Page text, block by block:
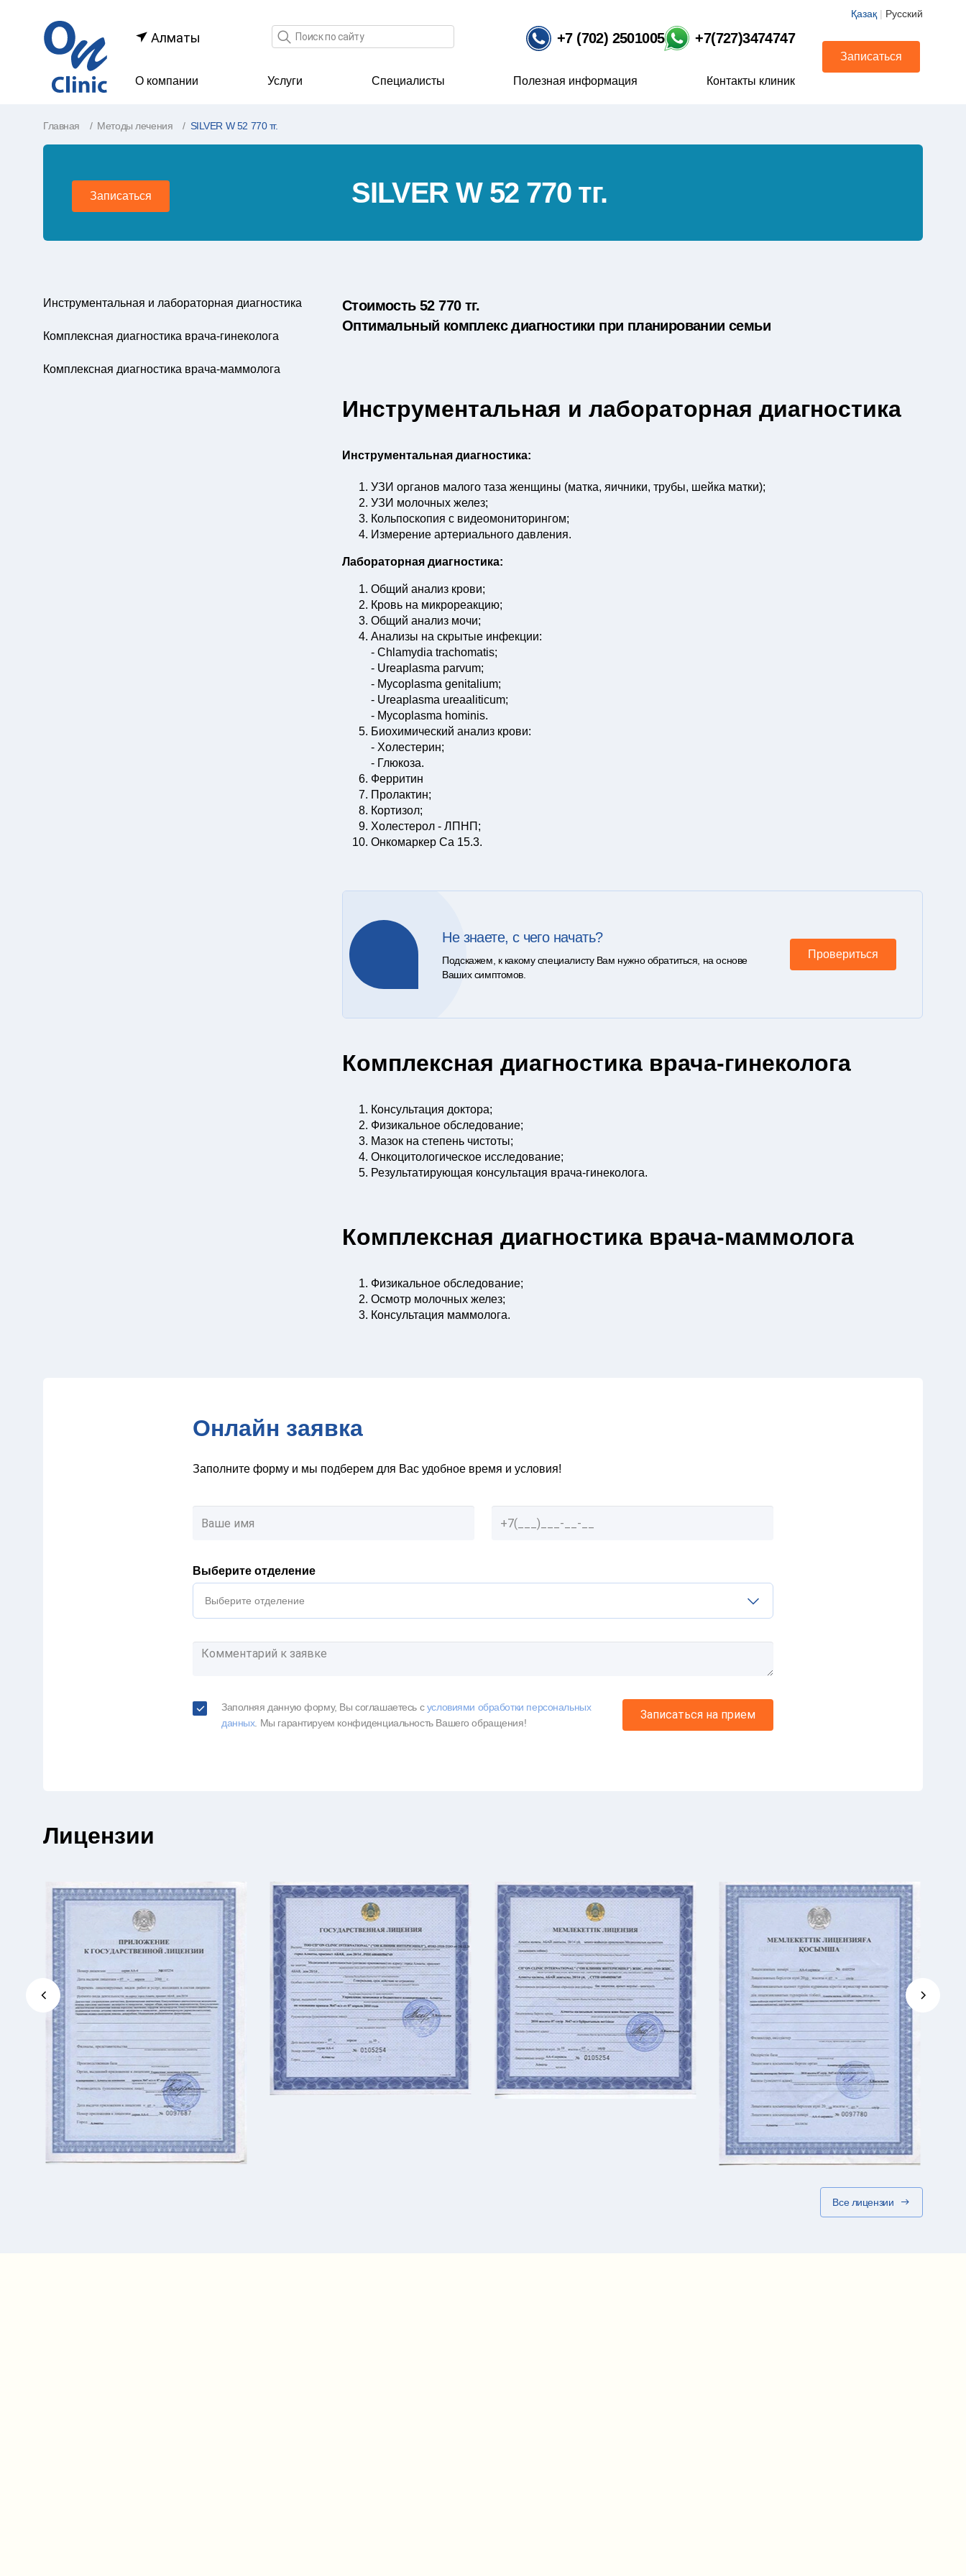
Қазақ | Русский
Алматы Поле поиска +7 (702) 2501005 +7(727)3474747
О компании Услуги Специалисты Полезная информация Контакты клиник
Записаться
Главная Методы лечения SILVER W 52 770 тг.
Записаться SILVER W 52 770 тг.
Инструментальная и лабораторная диагностика
Комплексная диагностика врача-гинеколога
Комплексная диагностика врача-маммолога
Стоимость 52 770 тг.
Оптимальный комплекс диагностики при планировании семьи
Инструментальная и лабораторная диагностика
Инструментальная диагностика:
УЗИ органов малого таза женщины (матка, яичники, трубы, шейка матки);
УЗИ молочных желез;
Кольпоскопия с видеомониторингом;
Измерение артериального давления.
Лабораторная диагностика:
Общий анализ крови;
Кровь на микрореакцию;
Общий анализ мочи;
Анализы на скрытые инфекции:
- Chlamydia trachomatis;
- Ureaplasma parvum;
- Mycoplasma genitalium;
- Ureaplasma ureaaliticum;
- Mycoplasma hominis.
Биохимический анализ крови:
- Холестерин;
- Глюкоза.
Ферритин
Пролактин;
Кортизол;
Холестерол - ЛПНП;
Онкомаркер Са 15.3.
Не знаете, с чего начать?
Подскажем, к какому специалисту Вам нужно обратиться, на основе
Ваших симптомов.
Провериться
Комплексная диагностика врача-гинеколога
Консультация доктора;
Физикальное обследование;
Мазок на степень чистоты;
Онкоцитологическое исследование;
Результатирующая консультация врача-гинеколога.
Комплексная диагностика врача-маммолога
Физикальное обследование;
Осмотр молочных желез;
Консультация маммолога.
Онлайн заявка
Заполните форму и мы подберем для Вас удобное время и условия!
Выберите отделение
Выберите отделение
Заполняя данную форму, Вы соглашаетесь cусловиями обработки персональных
данных. Мы гарантируем конфиденциальность Вашего обращения!
Записаться на прием
Лицензии
Все лицензии